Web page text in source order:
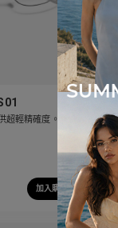
超輕精確度。
加入購物袋